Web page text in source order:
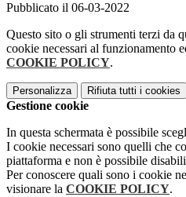
Pubblicato il 06-03-2022
Questo sito o gli strumenti terzi da
cookie necessari al funzionamento
COOKIE POLICY.
Personalizza Rifiuta tutti i cookies
Gestione cookie
In questa schermata è possibile
I cookie necessari sono quelli che
piattaforma e non è possibile
Per conoscere quali sono i cookie
visionare la COOKIE POLICY.